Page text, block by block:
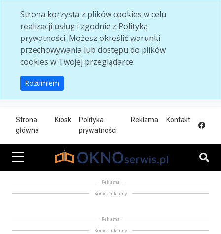
Strona korzysta z plików cookies w celu
realizacji usług i zgodnie z Polityką
prywatności. Możesz określić warunki
przechowywania lub dostępu do plików
cookies w Twojej przeglądarce.
Rozumiem
Strona
główna
Kiosk
Polityka
prywatności
Reklama Kontakt
Reklama
Koniec reklamy
Reklama
Koniec reklamy